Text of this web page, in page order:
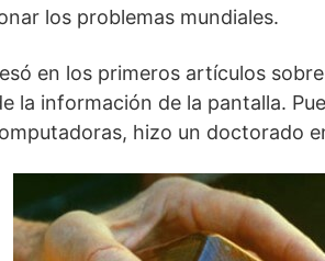
los problemas mundiales.
en los primeros artículos
la información de la pantalla.
hizo un doctorado